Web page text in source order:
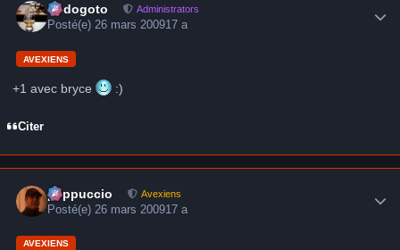
frédogoto Administrators
Posté(e)26 mars 200917 a
AVEXIENS
+1 avec bryce :)
Citer
peppuccio Avexiens
Posté(e)26 mars 200917 a
AVEXIENS